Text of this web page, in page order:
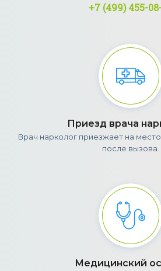
+7 (499) 455-
Приезд врача
Врач нарколог приезжает на место
после вызова.
Медицинский